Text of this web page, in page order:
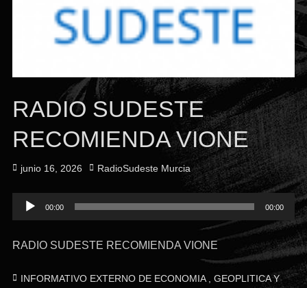
RADIO SUDESTE
RECOMIENDA VIONE
Publicado
junio 16, 2026 Autor
RadioSudeste Murcia
Reproductor
de
00:00 00:00
RADIO SUDESTE RECOMIENDA VIONE
Categorías
INFORMATIVO EXTERNO DE ECONOMIA , GEOPLITICA Y